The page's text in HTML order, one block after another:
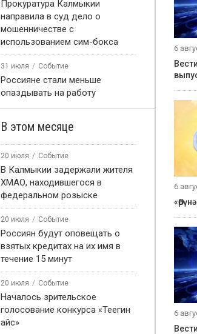
Прокуратура Калмыкии
направила в суд дело о
мошенничестве с
использованием сим-бокса
31 июля Событие
Россияне стали меньше
опаздывать на работу
В этом месяце
20 июля Событие
В Калмыкии задержали жителя
ХМАО, находившегося в
федеральном розыске
20 июля Событие
Россиян будут оповещать о
взятых кредитах на их имя в
течение 15 минут
20 июля Событие
Началось зрительское
голосование конкурса «Теегин
айс»
6
6
6